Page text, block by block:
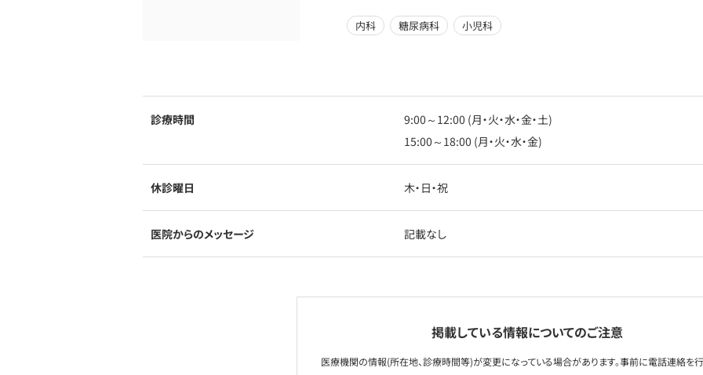
内科 糖尿病科 小児科
診療時間
9:00～12:00 (月・火・水・金・土)
15:00～18:00 (月・火・水・金)
休診曜日 木・日・祝
医院からのメッセージ 記載なし
掲載している情報についてのご注意
医療機関の情報(所在地、診療時間等)が変更になっている場合があります。事前に電話連絡を